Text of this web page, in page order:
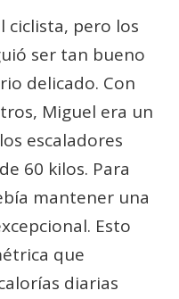
ciclista, pero los
ser tan bueno
delicado. Con
Miguel era un
escaladores
60 kilos. Para
mantener una
Esto
que
diarias